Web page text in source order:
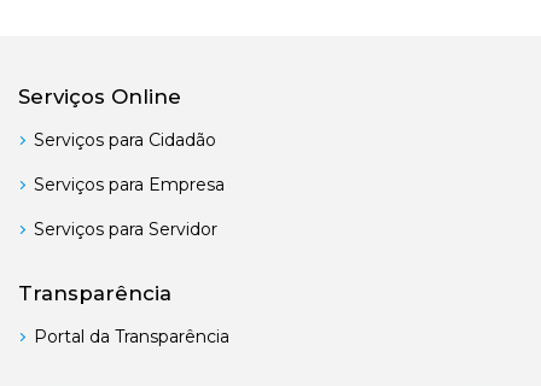
Serviços Online
Serviços para Cidadão
Serviços para Empresa
Serviços para Servidor
Transparência
Portal da Transparência